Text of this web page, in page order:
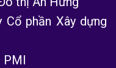
phần Xây dựng
PMI